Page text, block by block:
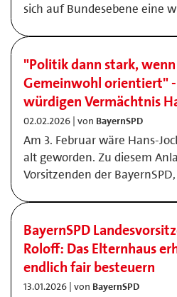
sich auf Bundesebene eine
"Politik dann stark, wenn
Gemeinwohl orientiert" -
würdigen Vermächtnis
02.02.2026 | von BayernSPD
Am 3. Februar wäre Hans-
alt geworden. Zu diesem
Vorsitzenden der
BayernSPD
Roloff: Das Elternhaus
endlich fair besteuern
13.01.2026 | von BayernSPD